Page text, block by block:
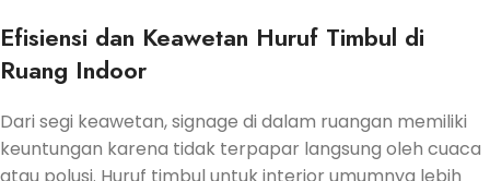
Efisiensi dan Keawetan Huruf Timbul di
Ruang Indoor
Dari segi keawetan, signage di dalam ruangan memiliki
keuntungan karena tidak terpapar langsung oleh cuaca